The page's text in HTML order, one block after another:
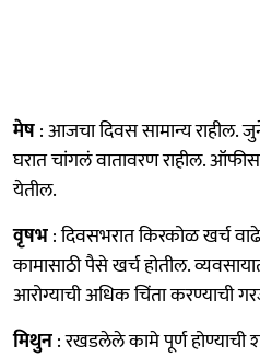
मेष: आजचा दिवस सामान्य राहील.
घरात चांगलं वातावरण राहील.
येतील.
वृषभ: दिवसभरात किरकोळ खर्च
कामासाठी पैसे खर्च होतील.
आरोग्याची अधिक चिंता करण्याची
मिथुन: रखडलेले कामे पूर्ण